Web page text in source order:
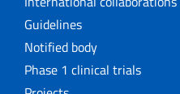
Guidelines
Notified body
Phase 1 clinical trials